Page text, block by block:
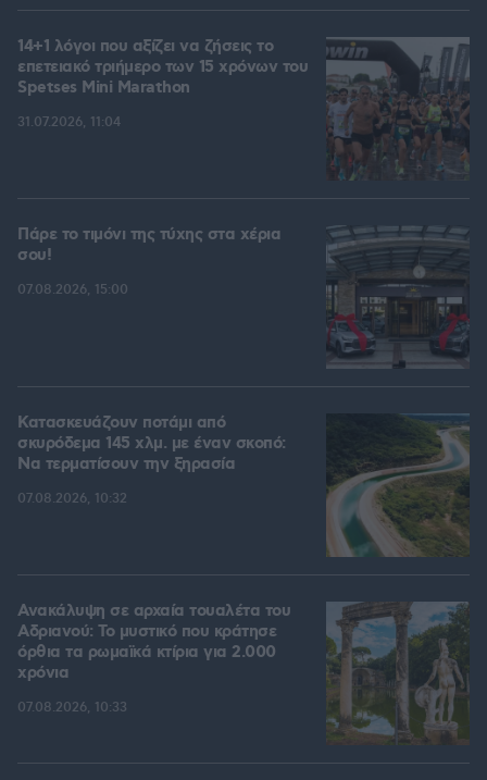
14+1 λόγοι που αξίζει να ζήσεις το
επετειακό τριήμερο των 15 χρόνων του
Spetses Mini Marathon
31.07.2026, 11:04
Πάρε το τιμόνι της τύχης στα χέρια
σου!
07.08.2026, 15:00
Κατασκευάζουν ποτάμι από
σκυρόδεμα 145 χλμ. με έναν σκοπό:
Να τερματίσουν την ξηρασία
07.08.2026, 10:32
Ανακάλυψη σε αρχαία τουαλέτα του
Αδριανού: Το μυστικό που κράτησε
όρθια τα ρωμαϊκά κτίρια για 2.000
χρόνια
07.08.2026, 10:33